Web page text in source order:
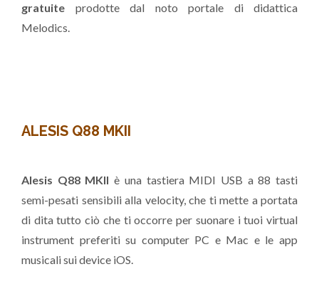
gratuite prodotte dal noto portale di didattica
Melodics.
ALESIS Q88 MKII
Alesis Q88 MKII è una tastiera MIDI USB a 88 tasti
semi-pesati sensibili alla velocity, che ti mette a portata
di dita tutto ciò che ti occorre per suonare i tuoi virtual
instrument preferiti su computer PC e Mac e le app
musicali sui device iOS.